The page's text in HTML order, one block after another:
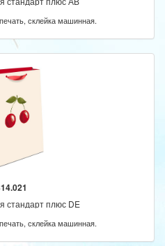
склейка машинная.
стандарт плюс DE
склейка машинная.